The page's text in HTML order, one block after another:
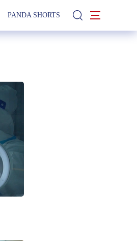
PANDA SHORTS 站內搜索